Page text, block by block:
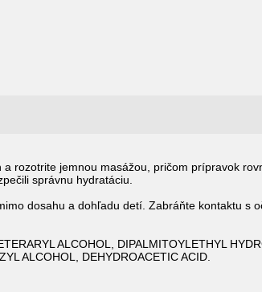
rozotrite jemnou masážou, pričom prípravok
správnu hydratáciu.
dosahu a dohľadu detí.Zabráňte kontaktu s
ALCOHOL, DIPALMITOYLETHYL
ALCOHOL, DEHYDROACETIC ACID.